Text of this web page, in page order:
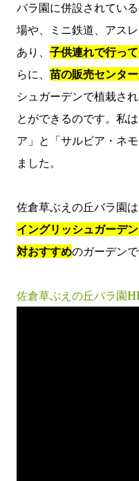
バラ園に併設されてい
場や、ミニ鉄道、アス
あり、 子供連れで行っ
らに、 苗の販売センタ
シュガーデンで植栽さ
とができるのです。私
ア」と「サルビア・ネ
ました。
佐倉草ぶえの丘バラ園
イングリッシュガーデ
対おすすめのガーデンで
佐倉草ぶえの丘バラ園